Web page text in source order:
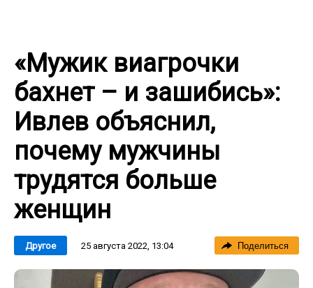
«Мужик виагрочки
бахнет – и зашибись»:
Ивлев объяснил,
почему мужчины
трудятся больше
женщин
Другое 25 августа 2022, 13:04 Поделиться